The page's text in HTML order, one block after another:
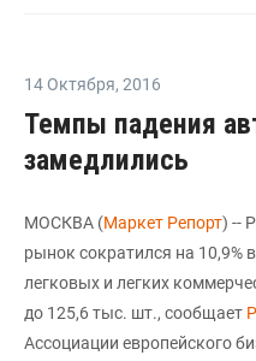
14 Октября, 2016
Темпы падения
замедлились
МОСКВА (Маркет Репорт) --
рынок сократился на 10,9%
легковых и легких
до 125,6 тыс. шт., сообщает
Ассоциации европейского